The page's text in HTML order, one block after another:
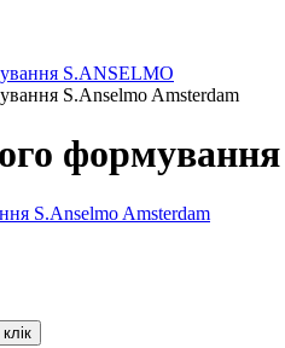
S.ANSELMO
S.Anselmo Amsterdam